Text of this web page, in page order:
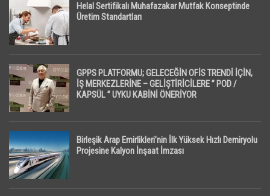
Helal Sertifikalı Muhafazakar Mutfak Konseptinde
Üretim Standartları
GPPS PLATFORMU; GELECEĞİN OFİS TRENDİ İÇİN,
İŞ MERKEZLERİNE – GELİŞTİRİCİLERE ” POD /
KAPSÜL ” UYKU KABİNİ ÖNERİYOR
Birleşik Arap Emirlikleri’nin İlk Yüksek Hızlı Demiryolu
Projesine Kalyon İnşaat İmzası